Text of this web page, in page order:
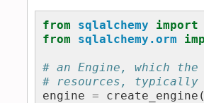
from sqlalchemy import
from
sqlalchemy.orm
# an Engine, which
# resources, typically
engine = create_engine (